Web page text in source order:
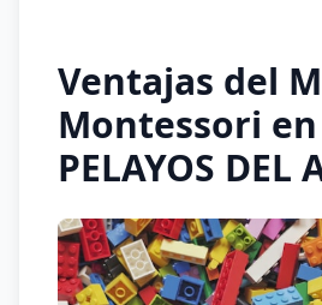
Ventajas del
Montessori en
PELAYOS DEL